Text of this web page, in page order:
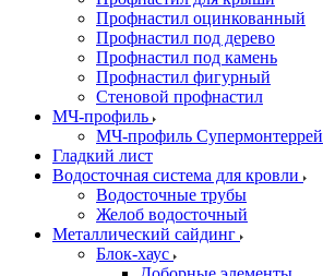
Профнастил оцинкованный
Профнастил под дерево
Профнастил под камень
Профнастил фигурный
Стеновой профнастил
МЧ-профиль
МЧ-профиль Супермонтеррей
Гладкий лист
Водосточная система для кровли
Водосточные трубы
Желоб водосточный
Металлический сайдинг
Блок-хаус